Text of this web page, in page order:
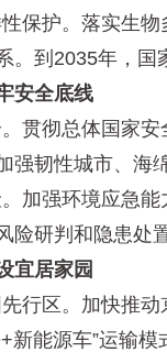
护。落实生物
。到2035年，国
全底线
彻总体国家安
强韧性城市、海
强环境应急能
险研判和隐患处置
居家园
区。加快推动
新能源车”运输